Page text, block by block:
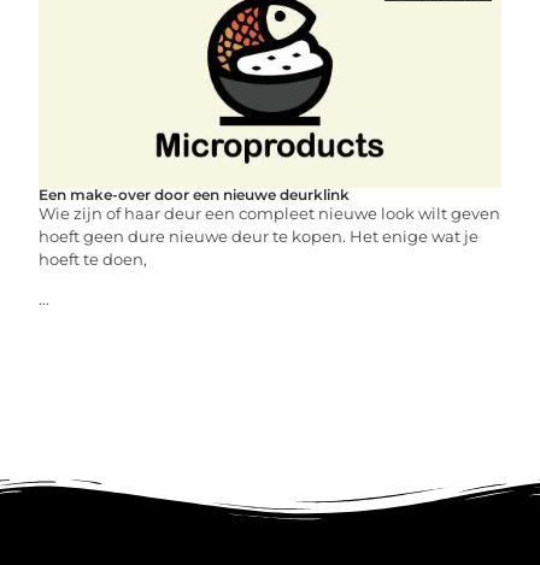
Een make-over door een nieuwe deurklink
Wie zijn of haar deur een compleet nieuwe look wilt geven
hoeft geen dure nieuwe deur te kopen. Het enige wat je
hoeft te doen,
...